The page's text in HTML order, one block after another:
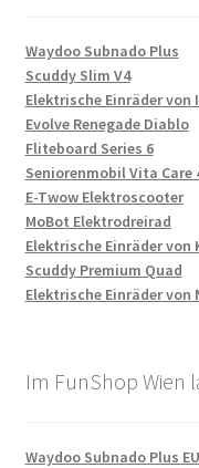
Waydoo Subnado Plus
Scuddy Slim V4
Elektrische Einräder von
Evolve Renegade Diablo
Fliteboard Series 6
Seniorenmobil Vita Care
E-Twow Elektroscooter
MoBot Elektrodreirad
Elektrische Einräder von
Scuddy Premium Quad
Elektrische Einräder von
Im FunShop Wien
Waydoo Subnado Plus